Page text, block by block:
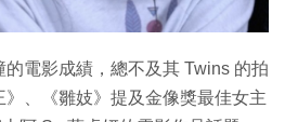
電影成績，總不及其 Twins 的拍
、《雛妓》提及金像獎最佳女主